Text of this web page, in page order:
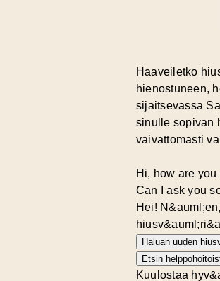
Haaveiletko
hienostuneen,
sijaitsevassa
sinulle sopivan
vaivattomasti
Hi, how are
Can I ask you
Hei!
Haluan uuden
Etsin
Kuulostaa